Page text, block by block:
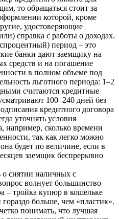
то обращаться стоит за
которой, кроме
удостоверяющие
справка с работы о доходах.
период – это
банки дают заемщику на
средств и на погашение
в полном объеме под
льготного периода: 1–2
считаются кредитные
100–240 дней без
кредитного договора
уточнять условия
например, сколько времени
так как легко можно
будет по величине, если в
заемщик беспрерывно
о снятии наличных с
волнует большинство
– тройка купюр в кошельке
больше, чем «пластик».
понимать, что лучшая